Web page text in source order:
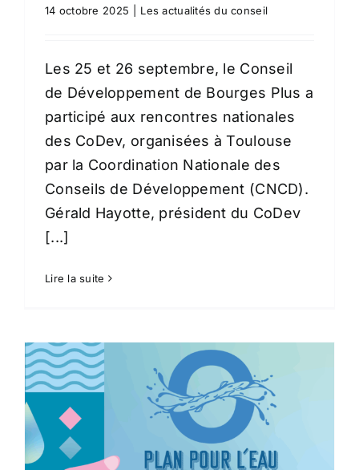
14 octobre 2025 Les actualités du conseil
Les 25 et 26 septembre, le Conseil
de Développement de Bourges Plus a
participé aux rencontres nationales
des CoDev, organisées à Toulouse
par la Coordination Nationale des
Conseils de Développement (CNCD).
Gérald Hayotte, président du CoDev
[...]
Lire la suite